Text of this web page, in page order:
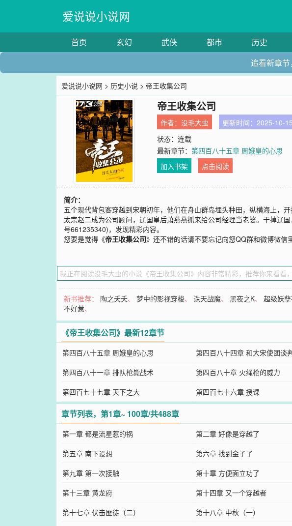
爱说说小说网
首页 玄幻 武侠 都市 历史
追看新章
爱说说小说网 > 历史小说 > 帝王收集公司
帝王收集公司
作者：没毛大虫 更新时间：2025-10-
状态：连载
最新章节：第四百八十五章 周娥皇的心思
加入书架
点击阅读
简介：
五个现代背包客穿越到宋朝初年，他们在舟山群岛埋头种田，纵横海上，
太宗赵二成为公司顾问，辽国皇后萧燕燕抓来给公司经理当老婆。干掉辽
号661235340)，发现精彩内容。
您要是觉得《帝王收集公司》还不错的话请不要忘记向您QQ群和微博微信
新书推荐： 陶之夭夭、梦中的影视穿梭、诛天战魔、黑夜之K、超级妖
不好惹、
《帝王收集公司》最新12章节
第四百八十五章 周娥皇的心思 第四百八十四章 和大宋使团谈
第四百八十一章 排队枪毙战术
第四百八十章 火绳枪的威力
第四百七十七章 天下之大
第四百七十六章 授课
章节列表，第1章~ 100章/共488章
第一章 都是流星惹的祸 第二章 好像是穿越了
第五章 南下设想
第六章 找到金子了
第九章 第一次接触
第十章 方便面立功了
第十三章 黄龙府
第十四章 又一个穿越者
第十七章 伏击匪徒（二）
第十八章 中秋（一）